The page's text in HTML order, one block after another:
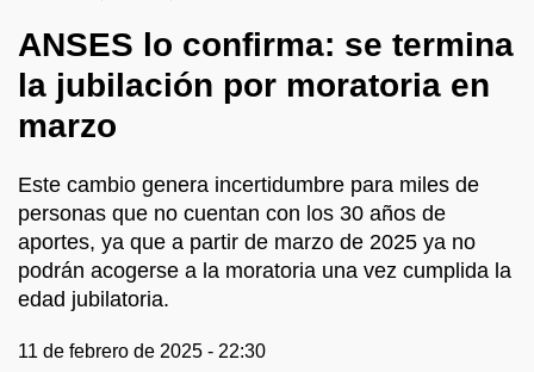
ANSES lo confirma: se termina
la jubilación por moratoria en
marzo
Este cambio genera incertidumbre para miles de
personas que no cuentan con los 30 años de
aportes, ya que a partir de marzo de 2025 ya no
podrán acogerse a la moratoria una vez cumplida la
edad jubilatoria.
11 de febrero de 2025 - 22:30